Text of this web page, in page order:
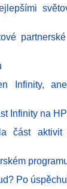
Infinity,
Infinity na
část aktivit
Po